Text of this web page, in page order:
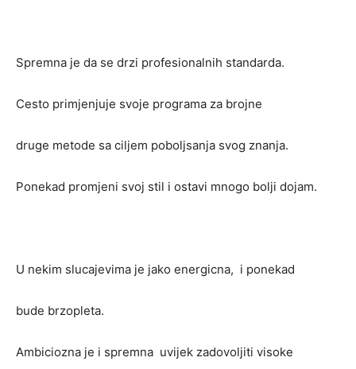
Spremna je da se drzi profesionalnih standarda.
Cesto primjenjuje svoje programa za brojne
druge metode sa ciljem poboljsanja svog znanja.
Ponekad promjeni svoj stil i ostavi mnogo bolji dojam.
U nekim slucajevima je jako energicna, i ponekad
bude brzopleta.
Ambiciozna je i spremna uvijek zadovoljiti visoke